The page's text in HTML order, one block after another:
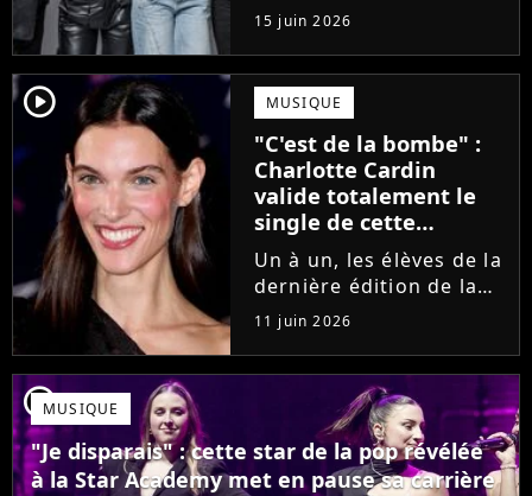
succès. Après l'échec de
son premier album,
Anisha Jo, gagnante de
la Star Academy 2022, a
vu beaucoup de portes
se fermer. Sur
Instagram, elle...
15 juin 2026
player2 MUSIQUE
"C'est de la bombe" :
Charlotte Cardin
valide totalement le
single de cette
ancienne élève de la
Star Academy
Un à un, les élèves de la
dernière édition de la
Star Academy se font
une place dans le nid.
Dans le sillage d'Ambre,
c'est au tour de Lily
Campa de présenter
son univers à travers...
11 juin 2026
player2MUSIQUE
"Je disparais" : cette star de la pop révélée
à la Star Academy met en pause sa carrière